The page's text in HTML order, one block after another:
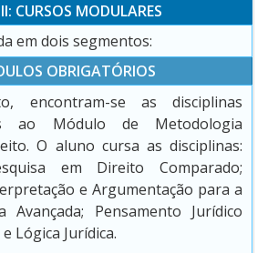
CURSOS MODULARES
em dois segmentos:
OBRIGATÓRIOS
encontram-se as disciplinas
ao Módulo de Metodologia
O aluno cursa as disciplinas:
em Direito Comparado;
e Argumentação para a
Avançada; Pensamento Jurídico
Lógica Jurídica.